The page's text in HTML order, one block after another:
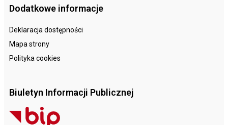
Dodatkowe informacje
Deklaracja dostępności
Mapa strony
Polityka cookies
Biuletyn Informacji Publicznej